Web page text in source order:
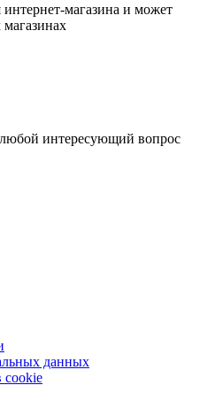
интернет-магазина и может
интересующий вопрос
данных
cookie